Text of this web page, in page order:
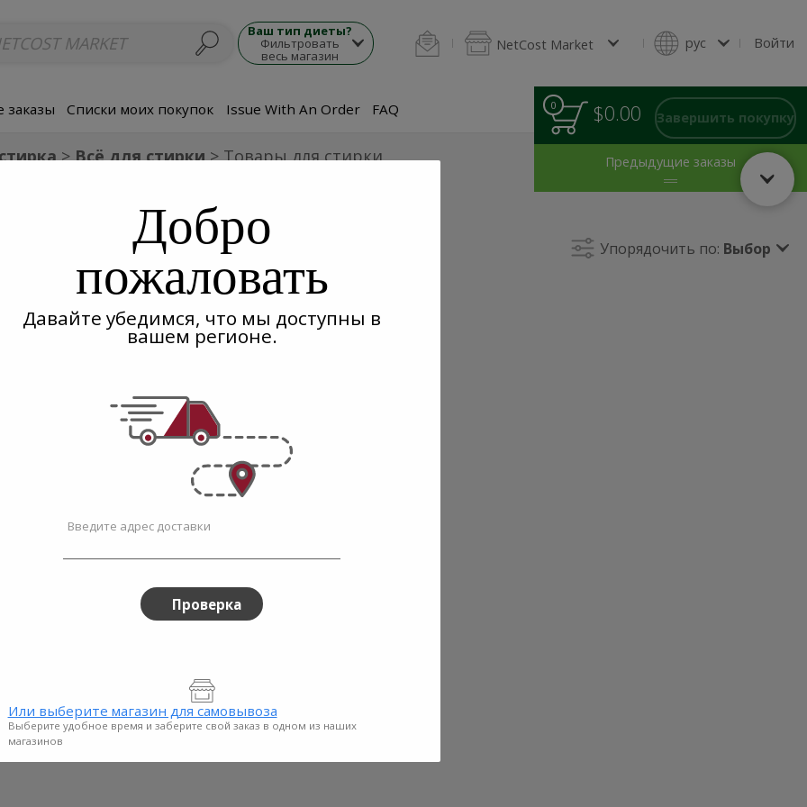
Ваш тип диеты?
Фильтровать
весь магазин
NetCost Market рус Войти
Списки моих покупок Issue With An Order FAQ
Всё для стирки Товары для стирки
стирки
Упорядочить по: Выбор
0
0
товаров
в
корзине
Итого
$0.00 Завершить покупку
Предыдущие заказы
Добро
пожаловать
Давайте убедимся, что мы доступны в
вашем регионе.
Введите адрес доставки
Проверка
Или выберите магазин для самовывоза
Выберите удобное время и заберите свой заказ в одном из наших
магазинов